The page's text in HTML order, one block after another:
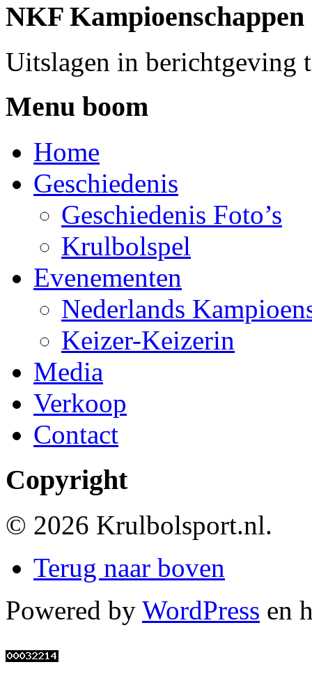
NKF Kampioenschappen
Uitslagen in berichtgeving
Menu boom
Home
Geschiedenis
Geschiedenis Foto’s
Krulbolspel
Evenementen
Nederlands
Keizer-Keizerin
Media
Verkoop
Contact
Copyright
© 2026 Krulbolsport.nl.
Terug naar boven
Powered by WordPress en